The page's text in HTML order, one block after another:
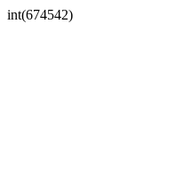
int(674542)